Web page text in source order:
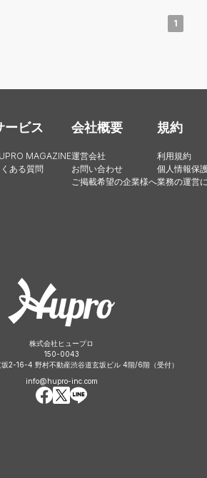
1
ービス
MAGAZINE
ある質問
会社概要
運営会社
お問い合わせ
ご掲載希望の企業様へ
規約
利用規約
個人情報保
業務の運営
株式会社ヒュープロ
150-0043
2-16-4 野村不動産渋谷道玄坂ビル 4階/6階（受付）
info@hupro-inc.com